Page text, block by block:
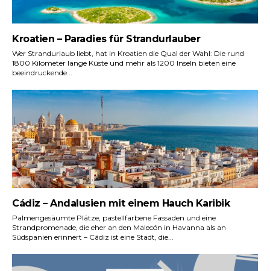
Kroatien – Paradies für Strandurlauber
Wer Strandurlaub liebt, hat in Kroatien die Qual der Wahl: Die rund
1800 Kilometer lange Küste und mehr als 1200 Inseln bieten eine
beeindruckende...
Cádiz – Andalusien mit einem Hauch Karibik
Palmengesäumte Plätze, pastellfarbene Fassaden und eine
Strandpromenade, die eher an den Malecón in Havanna als an
Südspanien erinnert – Cádiz ist eine Stadt, die...